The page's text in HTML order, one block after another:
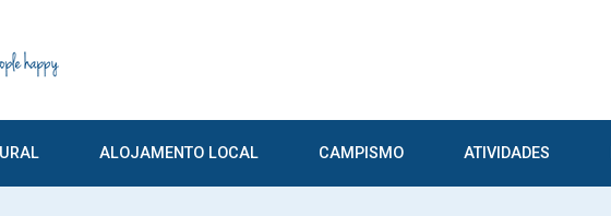
ALOJAMENTO LOCAL CAMPISMO ATIVIDADES